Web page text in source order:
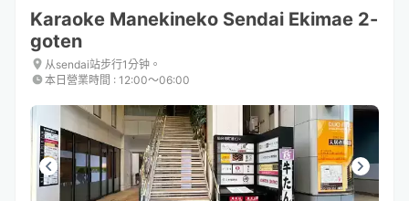
Karaoke Manekineko Sendai Ekimae 2-
goten
从sendai站步行1分钟。
本日營業時間 : 12:00〜06:00